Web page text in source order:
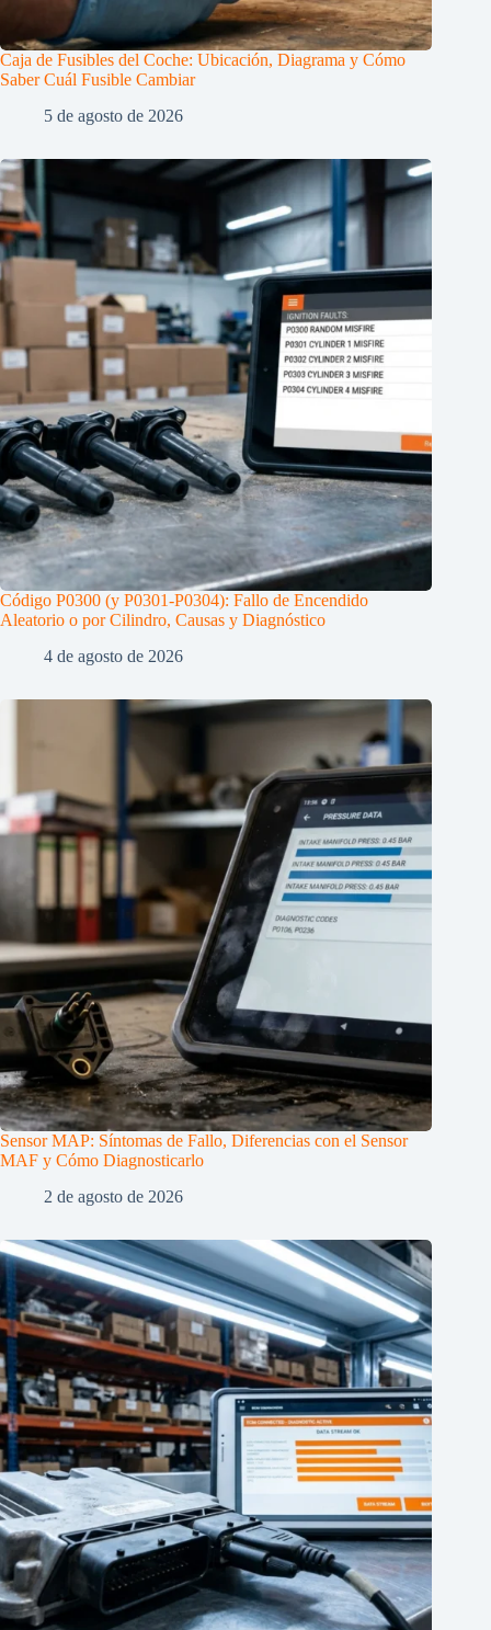
Caja de Fusibles del Coche: Ubicación, Diagrama y Cómo
Saber Cuál Fusible Cambiar
5 de agosto de 2026
Código P0300 (y P0301-P0304): Fallo de Encendido
Aleatorio o por Cilindro, Causas y Diagnóstico
4 de agosto de 2026
Sensor MAP: Síntomas de Fallo, Diferencias con el Sensor
MAF y Cómo Diagnosticarlo
2 de agosto de 2026